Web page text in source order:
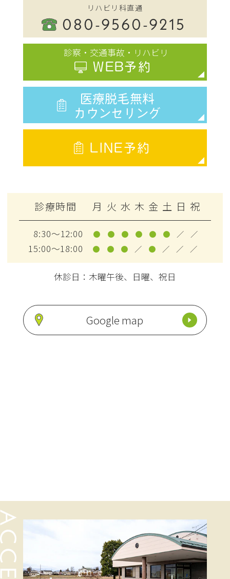
リハビリ科直通
080-9560-9215
診察・交通事故・リハビリ
WEB予約
医療脱毛無料
カウンセリング
LINE予約
診療時間 月 火 水 木 金 土 日 祝
8:30～12:00 ● ● ● ● ● ● ／ ／
15:00～18:00 ● ● ● ／ ● ／ ／ ／
休診日：木曜午後、日曜、祝日
Google map